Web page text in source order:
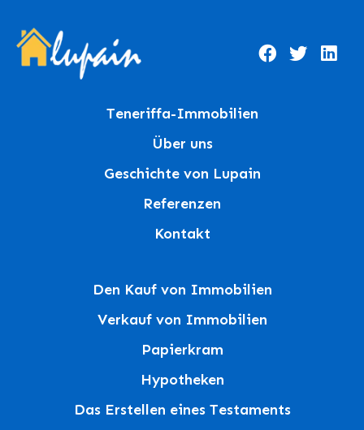
Teneriffa-Immobilien
Über uns
Geschichte von Lupain
Referenzen
Kontakt
Den Kauf von Immobilien
Verkauf von Immobilien
Papierkram
Hypotheken
Das Erstellen eines Testaments